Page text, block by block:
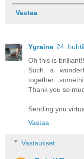
Vastaa
Ygraine 24.
Oh this is
Such a
Thank you so
Sending you
Vastaa
Vastaukset